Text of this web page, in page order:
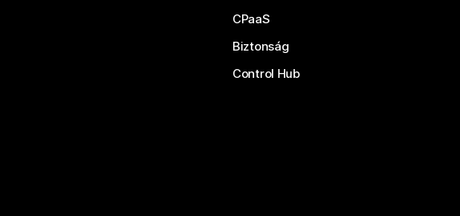
CPaaS
Biztonság
Control Hub